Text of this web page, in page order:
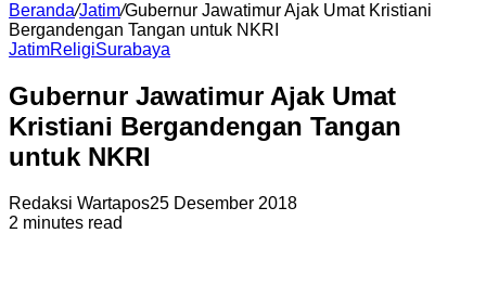
Beranda/Jatim/Gubernur Jawatimur Ajak Umat Kristiani
Bergandengan Tangan untuk NKRI
JatimReligiSurabaya
Gubernur Jawatimur Ajak Umat
Kristiani Bergandengan Tangan
untuk NKRI
Redaksi Wartapos25 Desember 2018
2 minutes read